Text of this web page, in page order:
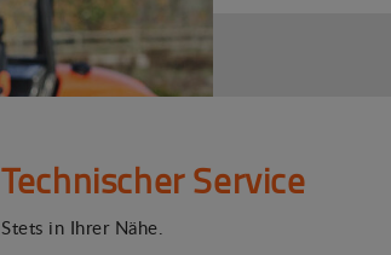
Technischer Service
Stets in Ihrer Nähe.